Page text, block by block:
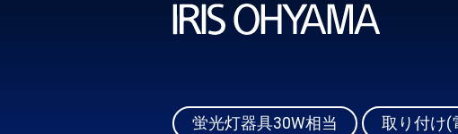
蛍光灯器具30W相当 取り付け(